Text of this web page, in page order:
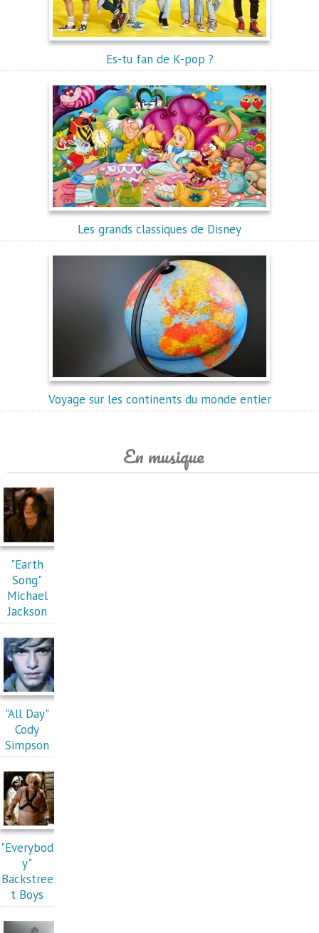
Es-tu fan de K-pop ?
Les grands classiques de Disney
Voyage sur les continents du monde entier
En musique
"Earth
Song"
Michael
Jackson
"All Day"
Cody
Simpson
"Everybod
y"
Backstree
t Boys